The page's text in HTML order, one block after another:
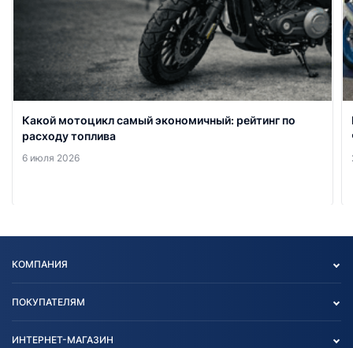
Какой мотоцикл самый экономичный: рейтинг по
расходу топлива
6 июля 2026
КОМПАНИЯ
ПОКУПАТЕЛЯМ
ИНТЕРНЕТ-МАГАЗИН